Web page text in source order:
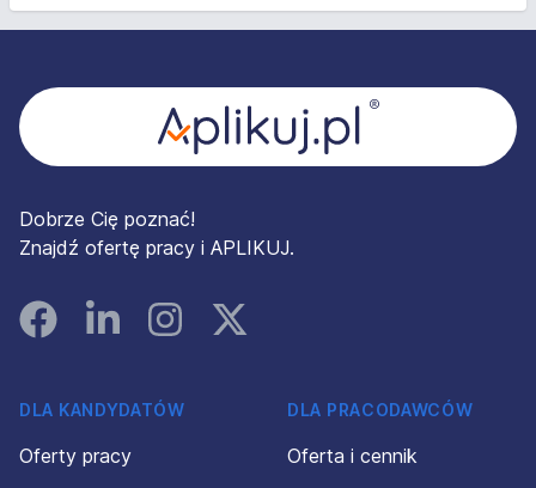
Dobrze Cię poznać!
Znajdź ofertę pracy i APLIKUJ.
FacebookLinked InInstagramInstagram
DLA KANDYDATÓW
Oferty pracy
DLA PRACODAWCÓW
Oferta i cennik